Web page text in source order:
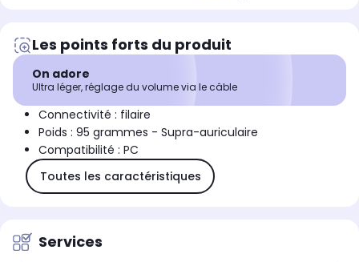
Les points forts du produit
On adore
Ultra léger, réglage du volume via le câble
Connectivité : filaire
Poids : 95 grammes - Supra-auriculaire
Compatibilité : PC
Toutes les caractéristiques
Services